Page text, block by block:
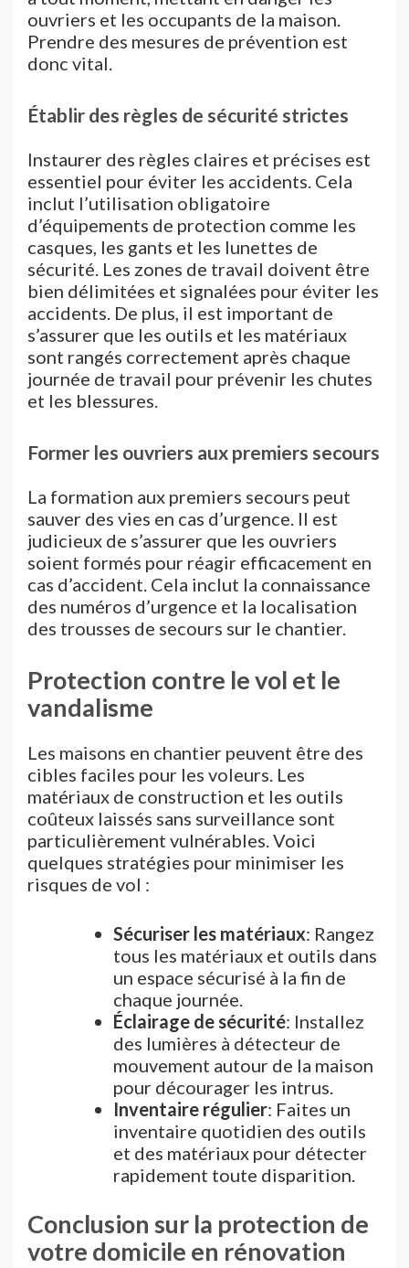
ouvriers et les occupants de la maison.
Prendre des mesures de prévention est
donc vital.
Établir des règles de sécurité strictes
Instaurer des règles claires et précises est
essentiel pour éviter les accidents. Cela
inclut l’utilisation obligatoire
d’équipements de protection comme les
casques, les gants et les lunettes de
sécurité. Les zones de travail doivent être
bien délimitées et signalées pour éviter les
accidents. De plus, il est important de
s’assurer que les outils et les matériaux
sont rangés correctement après chaque
journée de travail pour prévenir les chutes
et les blessures.
Former les ouvriers aux premiers secours
La formation aux premiers secours peut
sauver des vies en cas d’urgence. Il est
judicieux de s’assurer que les ouvriers
soient formés pour réagir efficacement en
cas d’accident. Cela inclut la connaissance
des numéros d’urgence et la localisation
des trousses de secours sur le chantier.
Protection contre le vol et le
vandalisme
Les maisons en chantier peuvent être des
cibles faciles pour les voleurs. Les
matériaux de construction et les outils
coûteux laissés sans surveillance sont
particulièrement vulnérables. Voici
quelques stratégies pour minimiser les
risques de vol :
Sécuriser les matériaux: Rangez
tous les matériaux et outils dans
un espace sécurisé à la fin de
chaque journée.
Éclairage de sécurité: Installez
des lumières à détecteur de
mouvement autour de la maison
pour décourager les intrus.
Inventaire régulier: Faites un
inventaire quotidien des outils
et des matériaux pour détecter
rapidement toute disparition.
Conclusion sur la protection de
votre domicile en rénovation